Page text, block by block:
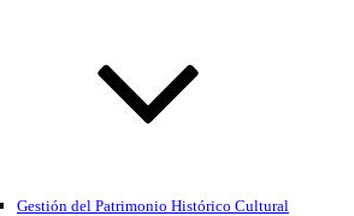
Gestión del Patrimonio Histórico Cultural